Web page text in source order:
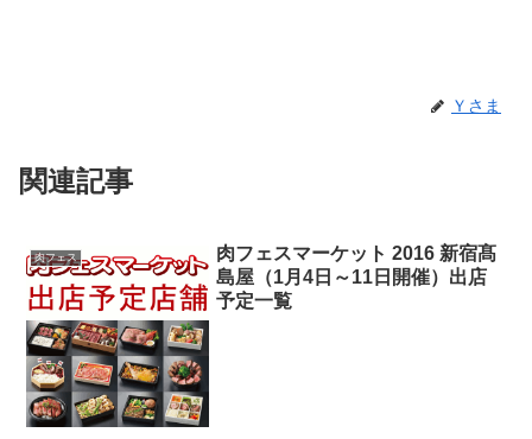
Ｙさま
関連記事
肉フェス
肉フェスマーケット 2016 新宿髙
島屋（1月4日～11日開催）出店
予定一覧